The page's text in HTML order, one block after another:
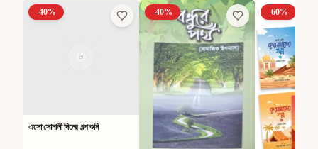
-40%
এসো সোনালী দিনের গল্প শুনি
-40% -60%